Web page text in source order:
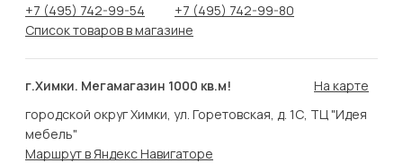
+7 (495) 742-99-54
+7 (495) 742-99-80
Список товаров в магазине
г.Химки. Мегамагазин 1000 кв.м!
На карте
городской округ Химки, ул. Горетовская, д. 1С, ТЦ "Идея
мебель"
Маршрут в Яндекс Навигаторе